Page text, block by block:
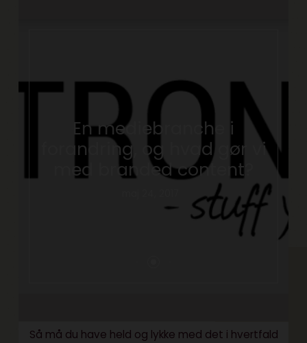
En mediebranche i
forandring, og hvad gør vi
med branded content?
Så må du have held og lykke med det i hvertfald